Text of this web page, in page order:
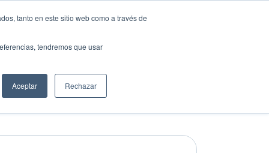
tanto en este sitio web como a través de
tendremos que usar
Aceptar Rechazar
Compartir: